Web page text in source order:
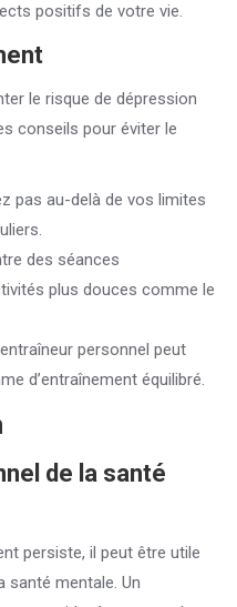
positifs de votre vie.
le risque de dépression
conseils pour éviter le
pas au-delà de vos limites
des séances
plus douces comme le
personnel peut
d’entraînement équilibré.
de la santé
persiste, il peut être utile
santé mentale. Un